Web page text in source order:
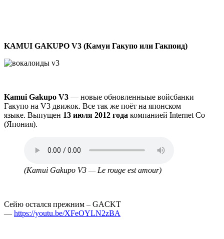
KAMUI GAKUPO V3 (Камуи Гакупо или Гакпоид)
Kamui Gakupo V3 — новые обновленныые войсбанки
Гакупо на V3 движок. Все так же поёт на японском
языке. Выпущен 13 июля 2012 года компанией Internet Co
(Япония).
файл
(Kamui Gakupo V3 — Le rouge est amour)
Сейю остался прежним – GACKT
— https://youtu.be/XFeOYLN2zBA